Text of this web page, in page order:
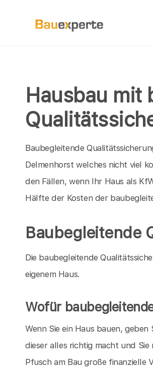
Hausbau mit
Baubegleitende
Delmenhorst welches nicht viel
den Fällen, wenn Ihr Haus als
Hälfte der Kosten der
Baubegleitende
Die baubegleitende
eigenem Haus.
Wofür
Wenn Sie ein Haus bauen,
dieser alles richtig macht und
Pfusch am Bau große finanzielle